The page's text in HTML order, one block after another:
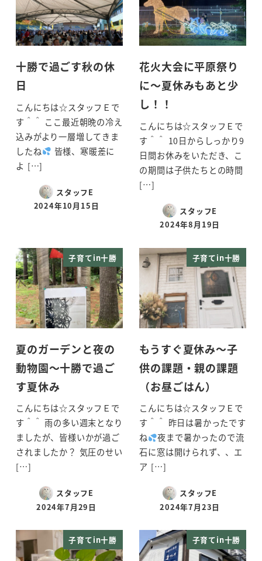
十勝で過ごす秋の休
日
こんにちは☆スタッフＥで
す＾＾ ここ最近朝晩の冷え
込みがより一層増してきま
したね
皆様、寒暖差に
よ […]
スタッフE
投稿日
2024年10月15日
花火大会に平原祭り
に～夏休みもあと少
し！！
こんにちは☆スタッフＥで
す＾＾ 10日からしっかり9
日間お休みをいただき、こ
の期間は子供たちとの時間
[…]
スタッフE
投稿日
2024年8月19日
子育てin十勝
夏のガーデンと夜の
動物園～十勝で過ご
す夏休み
こんにちは☆スタッフＥで
す＾＾ 雨の多い週末となり
ましたが、皆様いかが過ご
されましたか？ 気圧のせい
[…]
スタッフE
投稿日
2024年7月29日
子育てin十勝
もうすぐ夏休み～子
供の課題・親の課題
（お昼ごはん）
こんにちは☆スタッフＥで
す＾＾ 昨日は暑かったです
ね
夜まで暑かったので流
石に窓は開けられず、、エ
ア […]
スタッフE
投稿日
2024年7月23日
子育てin十勝 子育てin十勝